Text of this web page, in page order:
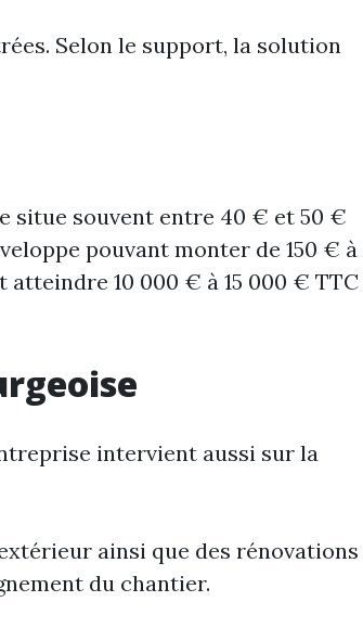
Selon le support, la solution
situe souvent entre 40 € et 50 €
pouvant monter de 150 € à
10 000 € à 15 000 € TTC
intervient aussi sur la
ainsi que des rénovations
du chantier.